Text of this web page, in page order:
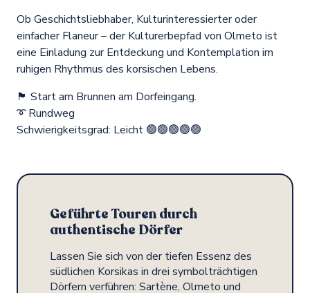
Ob Geschichtsliebhaber, Kulturinteressierter oder
einfacher Flaneur – der Kulturerbepfad von Olmeto ist
eine Einladung zur Entdeckung und Kontemplation im
ruhigen Rhythmus des korsischen Lebens.
🏴 Start am Brunnen am Dorfeingang.
➰ Rundweg
Schwierigkeitsgrad: Leicht 🟢🟢🟢🟢🟢
Geführte Touren durch
authentische Dörfer
Lassen Sie sich von der tiefen Essenz des
südlichen Korsikas in drei symbolträchtigen
Dörfern verführen: Sartène, Olmeto und